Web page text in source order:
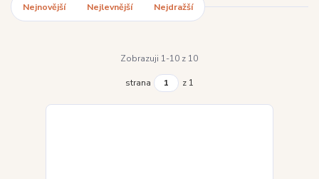
Nejnovější Nejlevnější Nejdražší
Zobrazuji 1-10 z 10
strana z 1